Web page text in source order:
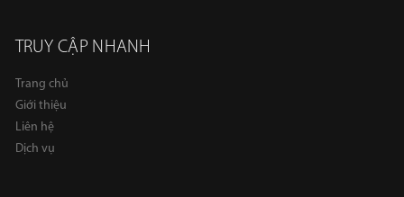
TRUY CẬP NHANH
Trang chủ
Giới thiệu
Liên hệ
Dịch vụ